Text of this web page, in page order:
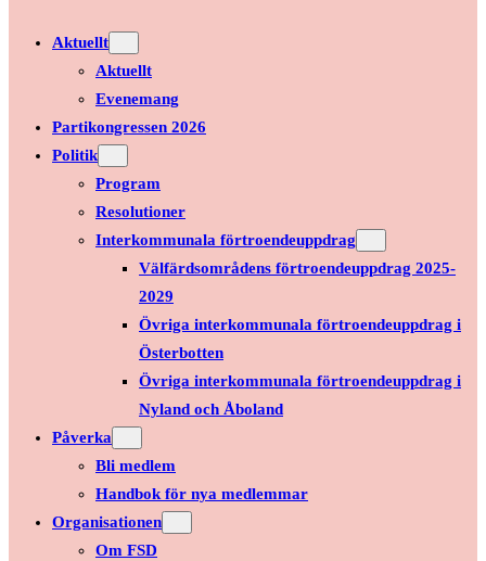
Aktuellt
Aktuellt
Evenemang
Partikongressen 2026
Politik
Program
Resolutioner
Interkommunala förtroendeuppdrag
Välfärdsområdens förtroendeuppdrag 2025-
2029
Övriga interkommunala förtroendeuppdrag i
Österbotten
Övriga interkommunala förtroendeuppdrag i
Nyland och Åboland
Påverka
Bli medlem
Handbok för nya medlemmar
Organisationen
Om FSD